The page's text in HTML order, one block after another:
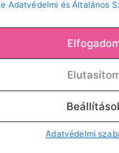
Adatvédelmi és Általános
Adatvédelmi